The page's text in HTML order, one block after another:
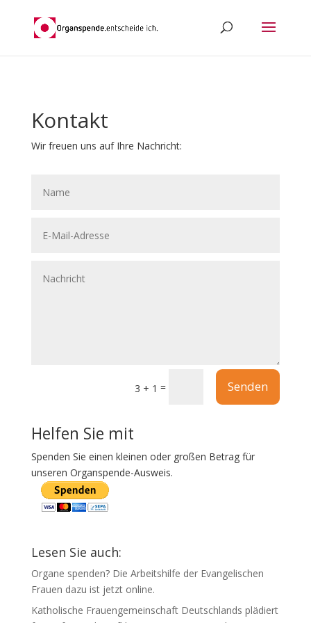
Kontakt
Wir freuen uns auf Ihre Nachricht:
3 + 1 = Senden
Helfen Sie mit
Spenden Sie einen kleinen oder großen Betrag für
unseren Organspende-Ausweis.
Lesen Sie auch:
Organe spenden? Die Arbeitshilfe der Evangelischen
Frauen dazu ist jetzt online.
Katholische Frauengemeinschaft Deutschlands plädiert